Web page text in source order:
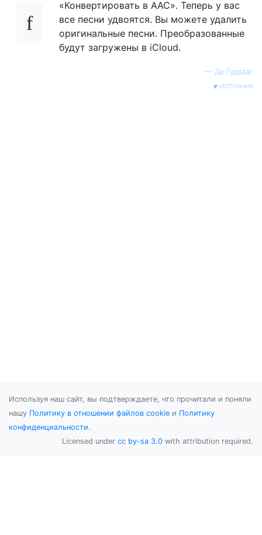
«Конвертировать в AAC». Теперь у вас
все песни удвоятся. Вы можете удалить
оригинальные песни. Преобразованные
будут загружены в iCloud.
— Де Гудвааг
источник
Используя наш сайт, вы подтверждаете, что прочитали и поняли
нашу Политику в отношении файлов cookie и Политику
конфиденциальности.
Licensed under cc by-sa 3.0 with attribution required.